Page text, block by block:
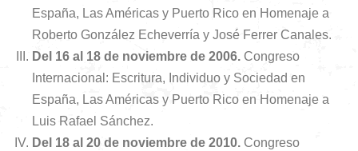
España, Las Américas y Puerto Rico en Homenaje a
Roberto González Echeverría y José Ferrer Canales.
Del 16 al 18 de noviembre de 2006. Congreso
Internacional: Escritura, Individuo y Sociedad en
España, Las Américas y Puerto Rico en Homenaje a
Luis Rafael Sánchez.
Del 18 al 20 de noviembre de 2010. Congreso